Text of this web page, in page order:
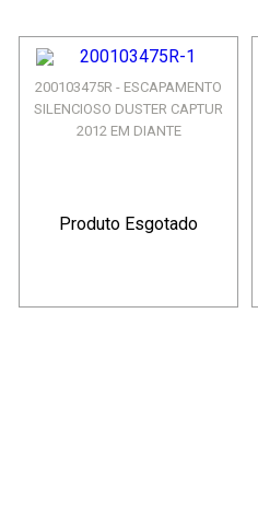
200103475R - ESCAPAMENTO
SILENCIOSO DUSTER CAPTUR
2012 EM DIANTE
Produto Esgotado